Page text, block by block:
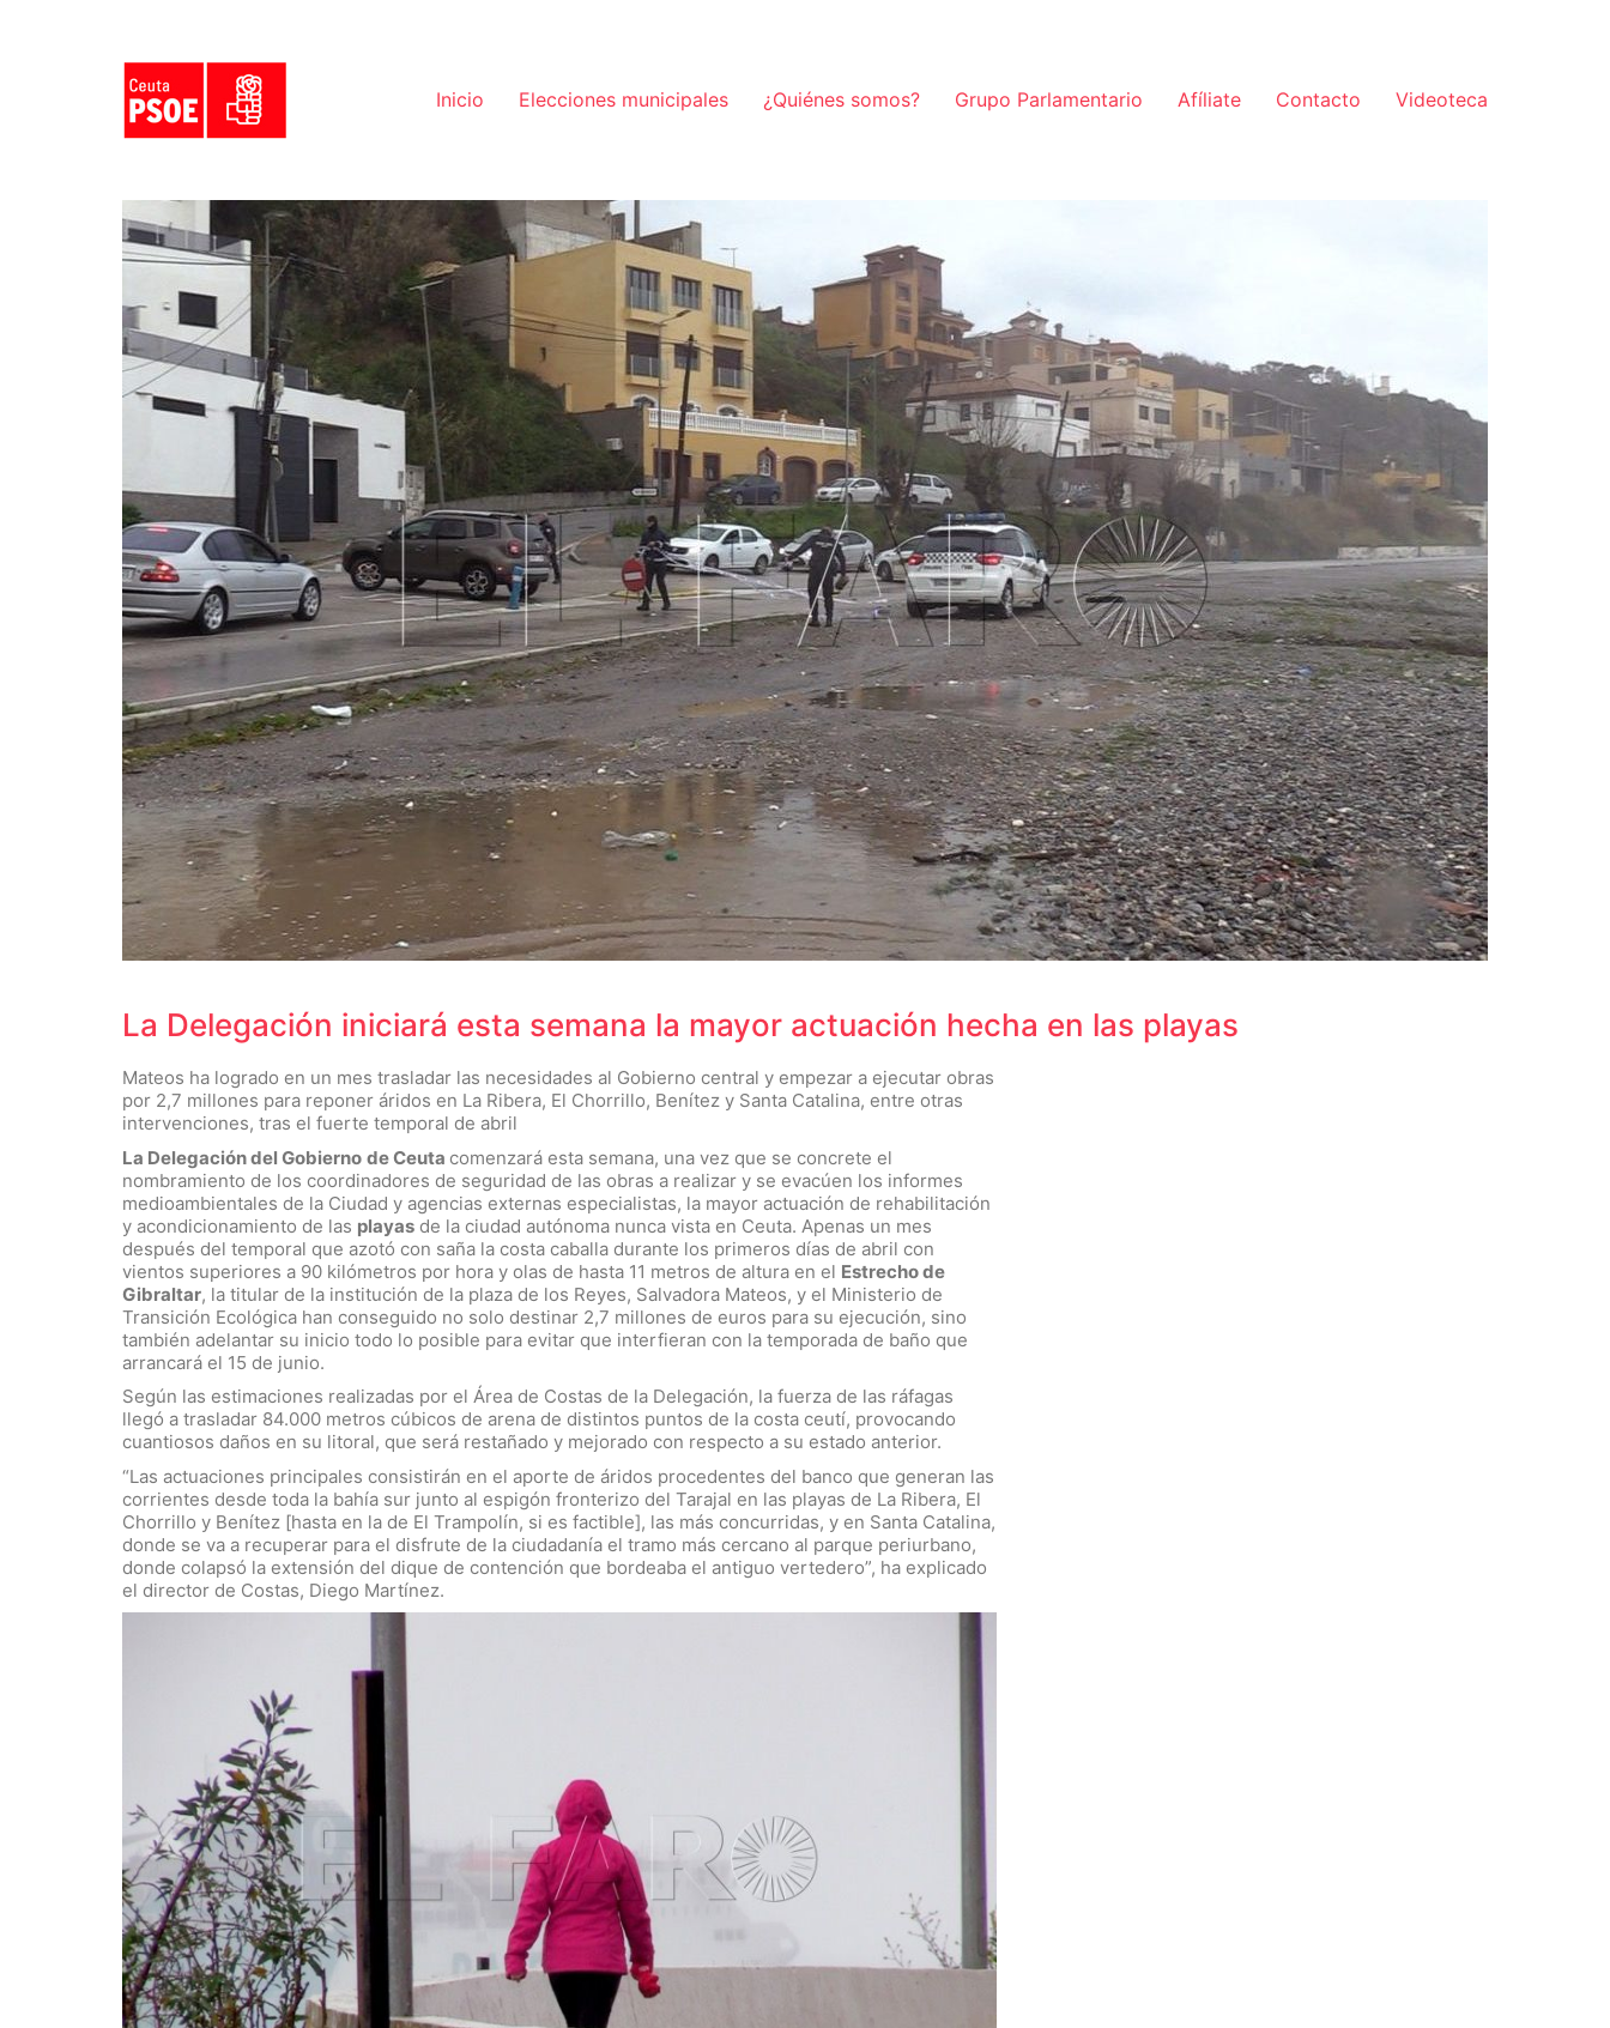
Inicio Elecciones municipales ¿Quiénes somos? Grupo Parlamentario Afíliate Contacto Videoteca
La Delegación iniciará esta semana la mayor actuación hecha en las playas
Mateos ha logrado en un mes trasladar las necesidades al Gobierno central y empezar a ejecutar obras
por 2,7 millones para reponer áridos en La Ribera, El Chorrillo, Benítez y Santa Catalina, entre otras
intervenciones, tras el fuerte temporal de abril
La Delegación del Gobierno de Ceuta comenzará esta semana, una vez que se concrete el
nombramiento de los coordinadores de seguridad de las obras a realizar y se evacúen los informes
medioambientales de la Ciudad y agencias externas especialistas, la mayor actuación de rehabilitación
y acondicionamiento de las playas de la ciudad autónoma nunca vista en Ceuta. Apenas un mes
después del temporal que azotó con saña la costa caballa durante los primeros días de abril con
vientos superiores a 90 kilómetros por hora y olas de hasta 11 metros de altura en el Estrecho de
Gibraltar, la titular de la institución de la plaza de los Reyes, Salvadora Mateos, y el Ministerio de
Transición Ecológica han conseguido no solo destinar 2,7 millones de euros para su ejecución, sino
también adelantar su inicio todo lo posible para evitar que interfieran con la temporada de baño que
arrancará el 15 de junio.
Según las estimaciones realizadas por el Área de Costas de la Delegación, la fuerza de las ráfagas
llegó a trasladar 84.000 metros cúbicos de arena de distintos puntos de la costa ceutí, provocando
cuantiosos daños en su litoral, que será restañado y mejorado con respecto a su estado anterior.
“Las actuaciones principales consistirán en el aporte de áridos procedentes del banco que generan las
corrientes desde toda la bahía sur junto al espigón fronterizo del Tarajal en las playas de La Ribera, El
Chorrillo y Benítez [hasta en la de El Trampolín, si es factible], las más concurridas, y en Santa Catalina,
donde se va a recuperar para el disfrute de la ciudadanía el tramo más cercano al parque periurbano,
donde colapsó la extensión del dique de contención que bordeaba el antiguo vertedero”, ha explicado
el director de Costas, Diego Martínez.